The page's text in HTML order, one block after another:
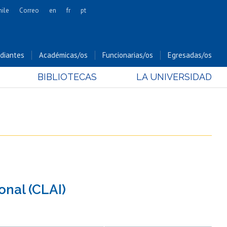
Cs. Forestales y Conservación
Cs. Sociales
Hospital Clínico
Correo en fr pt
Académicas/os Funcionarias/os Egresadas/os
BIBLIOTECAS LA UNIVERSIDAD
(CLAI)